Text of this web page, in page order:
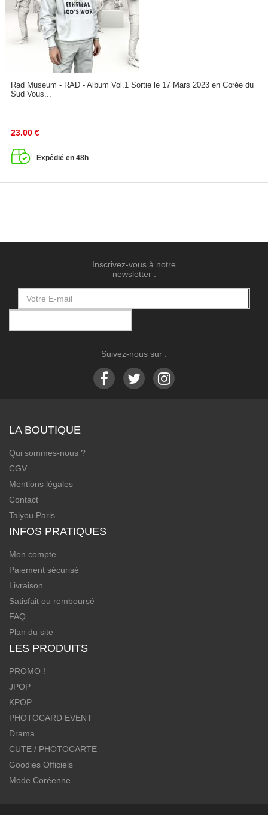
Rad Museum - RAD - Album Vol.1 Sortie le 17 Mars 2023 en Corée du
Sud Vous...
23.00 €
Expédié en 48h
Inscrivez-vous à notre
newsletter :
Suivez-nous sur :
LA BOUTIQUE
Qui sommes-nous ?
CGV
Mentions légales
Contact
Taiyou Paris
INFOS PRATIQUES
Mon compte
Paiement sécurisé
Livraison
Satisfait ou remboursé
FAQ
Plan du site
LES PRODUITS
PROMO !
JPOP
KPOP
PHOTOCARD EVENT
Drama
CUTE / PHOTOCARTE
Goodies Officiels
Mode Coréenne